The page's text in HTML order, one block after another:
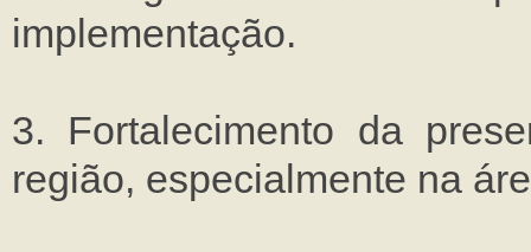
implementação.
3. Fortalecimento da
região, especialmente na